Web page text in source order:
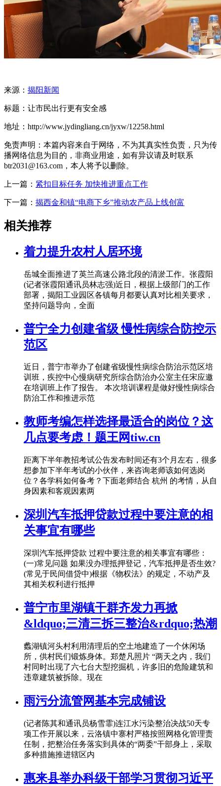
来源： 揭阳新闻
标题：让市民出行更有安全感
地址：http://www.jydingliang.cn/jyxw/12258.html
免责声明：本篇内容来自于网络，不为其真实性负责，只为传
播网络信息为目的，非商业用途，如有异议请及时联系
btr2031@163.com，本人将予以删除。
上一篇： 紧扣目标任务 加快推进重点工作
下一篇： 揭西金和镇“电商下乡”推动农产品上线创富
相关推荐
着力提升农村人居环境
岳城全面推进了英兰高速公路北段的清淤工作。张霞阳
(记者张霞阳通讯员林志强)近日，根据上级部门的工作
部署，揭阳工业园区各镇每月都要认真对比相关要求，
坚持问题导向，全面
普宁全力创建省级 慢性病综合防控示
范区
近日，普宁市举办了创建省级慢性病综合防治示范区培
训班，疾控中心慢病研究所综合防治办公室主任宋应邀
在培训班上作了报告。 本次培训课程是做好慢性病综合
防治工作和推进示范
教师考编怎样选择最适合的岗位？这
几点要考虑！题王网tiw.cn
距离下半年教招考试公告发布时间还有3个月左右，很多
想参加下半年考试的小伙伴，来咨询老师该如何选岗
位？各学科如何备考？下面老师结合 杭州 的考情，从自
身因素和客观因素两
深圳汽车抵押贷款过程中要注意的相
关事宜有哪些
深圳汽车抵押贷款 过程中要注意的相关事宜有哪些：
(一)常见问题 如果没办理抵押登记，汽车抵押是否生效?
(常见于民间借贷中)根据《物权法》的规定，不动产及
其相关权利进行抵押
普宁市里湖镇干群齐发力再掀
&ldquo;三清三拆三整治&rdquo;热潮
蠡湖镇河头村利用清理后的空土地建造了一个休闲场
所，供村民们锻炼身体。郑楚凡照片 “两天之内，我们
村同时出现了六七台大型挖掘机，许多旧的危险建筑和
违章建筑被拆除。现在
雨污分流管网基本完成铺设
(记者陈其和通讯员杨雪霏)连江水污染整治决战50天专
项工作开展以来，云洛镇中寨村严格按照网格化管理责
任制，把整治任务落实到具体的“两委”干部身上，采取
多种措施推进辖区内
惠来县举办科级干部学习贯彻习近平